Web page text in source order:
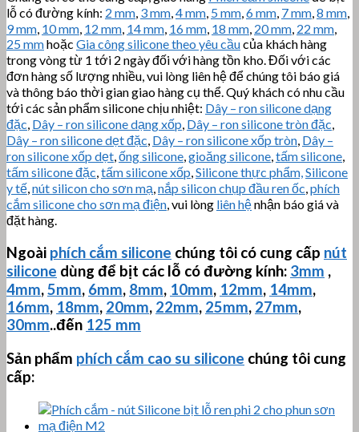
lỗ có đường kính: 2 mm, 3 mm,4 mm, 5 mm,6 mm, 7 mm,8 mm,
9 mm, 10 mm, 12 mm, 14 mm, 16 mm, 18 mm, 20 mm, 22 mm,
25 mmhoặc Gia công silicone theo yêu cầucủa khách hàng
trong vòng từ 1 tới 2 ngày đối với hàng tồn kho. Đối với các
đơn hàng số lượng nhiều, vui lòng liên hệ để chúng tôi báo giá
và thông báo thời gian giao hàng cụ thể. Quý khách có nhu cầu
tới các sản phẩm silicone chịu nhiệt: Dây – ron silicone dạng
đặc, Dây – ron silicone dạng xốp, Dây – ron silicone tròn đặc,
Dây – ron silicone dẹt đặc, Dây – ron silicone xốp tròn, Dây –
ron silicone xốp dẹt,ống silicone,gioăng silicone,tấm silicone,
tấm silicone đặc,tấm silicone xốp,Silicone thực phẩm,Silicone
y tế,nút silicon cho sơn mạ,nắp silicon chụp đầu ren ốc,phích
cắm silicone cho sơn mạ điện, vui lòng liên hệnhận báo giá và
đặt hàng.
Ngoài phích cắm silicone chúng tôi có cung cấp nút
silicone dùng để bịt các lỗ có đường kính: 3mm ,
4mm,5mm, 6mm, 8mm, 10mm, 12mm, 14mm,
16mm, 18mm, 20mm, 22mm, 25mm, 27mm,
30mm..đến 125 mm
Sản phẩm phích cắm cao su silicone chúng tôi cung
cấp: